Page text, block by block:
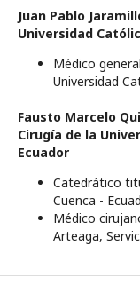
Juan Pablo
Universidad
Médico
Universidad
Fausto Marcelo
Cirugía de la
Ecuador
Catedrático
Cuenca -
Médico
Arteaga,